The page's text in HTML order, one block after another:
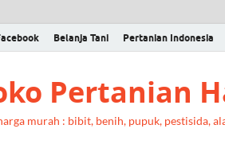
Belanja Tani Pertanian Indonesia
Pertanian
murah : bibit, benih, pupuk, pestisida,